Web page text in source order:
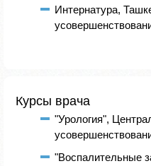
Интернатура,
Курсы врача
"Урология",
"Воспалительные